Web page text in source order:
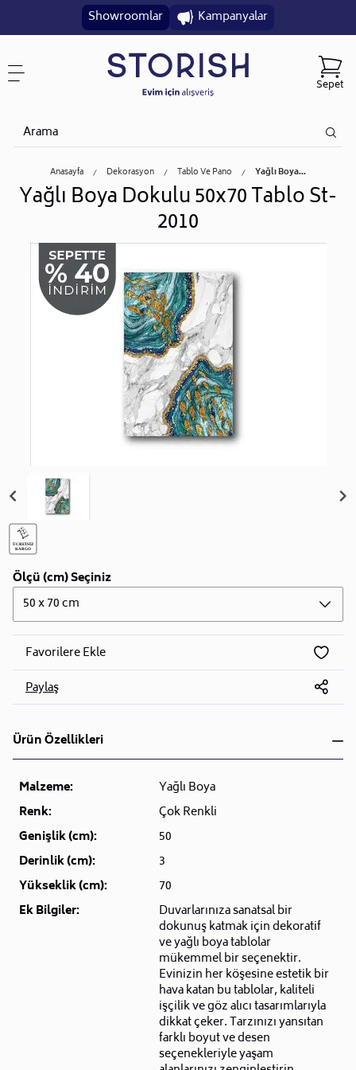
Showroomlar Kampanyalar
Sepet
Anasayfa Dekorasyon Tablo Ve Pano Yağlı Boya...
Yağlı Boya Dokulu 50x70 Tablo St-
2010
Ölçü (cm) Seçiniz
50 x 70 cm
Favorilere Ekle
Paylaş
Ürün Özellikleri
Malzeme:
Yağlı Boya
Renk:
Çok Renkli
Genişlik (cm):
50
Derinlik (cm):
3
Yükseklik (cm):
70
Ek Bilgiler:
Duvarlarınıza sanatsal bir
dokunuş katmak için dekoratif
ve yağlı boya tablolar
mükemmel bir seçenektir.
Evinizin her köşesine estetik bir
hava katan bu tablolar, kaliteli
işçilik ve göz alıcı tasarımlarıyla
dikkat çeker. Tarzınızı yansıtan
farklı boyut ve desen
seçenekleriyle yaşam